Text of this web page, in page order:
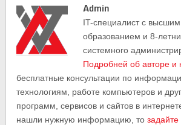
Admin
IT-cпециалист с высшим
образованием и 8-
системного
Подробней об авторе и
бесплатные консультации по
технологиям, работе компьютеров и
программ, сервисов и сайтов в
нашли нужную информацию, то